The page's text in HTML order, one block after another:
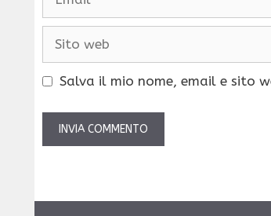
Sito
Salva il mio nome, email e sito